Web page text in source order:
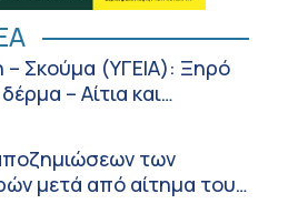
– Σκούμα (ΥΓΕΙΑ): Ξηρό
– Αίτια και
των
μετά από αίτημα του